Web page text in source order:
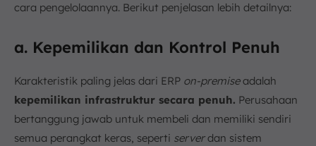
cara pengelolaannya. Berikut penjelasan lebih detailnya:
a. Kepemilikan dan Kontrol Penuh
Karakteristik paling jelas dari ERP on-premiseadalah
kepemilikan infrastruktur secara penuh. Perusahaan
bertanggung jawab untuk membeli dan memiliki sendiri
semua perangkat keras, seperti serverdan sistem